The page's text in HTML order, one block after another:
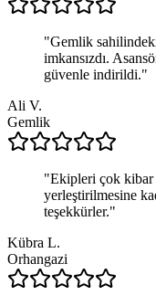
"Gemlik
imkansızdı.
güvenle indirildi."
Ali V.
Gemlik
"Ekipleri çok kibar
yerleştirilmesine
teşekkürler."
Kübra L.
Orhangazi